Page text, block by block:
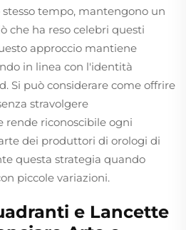
tempo, mantengono un
che ha reso celebri questi
approccio mantiene
in linea con l'identità
Si può considerare come offrire
stravolgere
riconoscibile ogni
dei produttori di orologi di
questa strategia quando
piccole variazioni.
e Lancette